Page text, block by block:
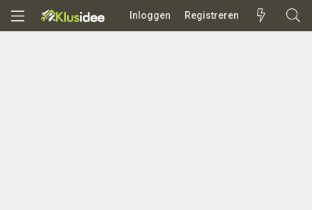
Inloggen Registreren